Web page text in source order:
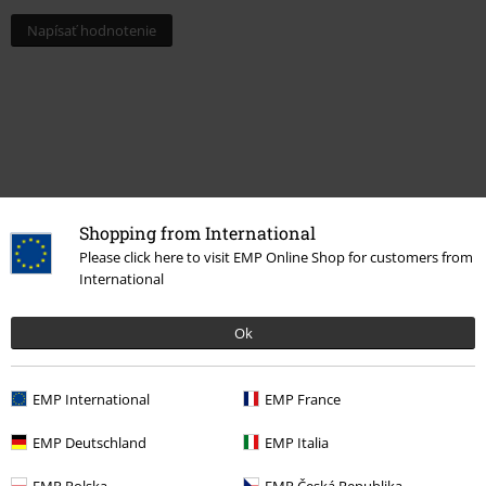
Shopping from International
Please click here to visit EMP Online Shop for customers from
International
Ok
EMP International EMP France
EMP Deutschland EMP Italia
Napísať hodnotenie